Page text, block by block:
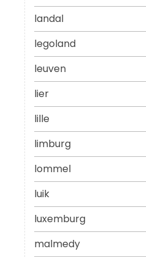
landal
legoland
leuven
lier
lille
limburg
lommel
luik
luxemburg
malmedy